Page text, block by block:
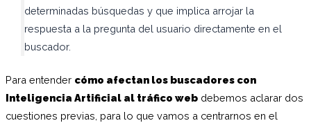
determinadas búsquedas y que implica arrojar la
respuesta a la pregunta del usuario directamente en el
buscador.
Para entender cómo afectan los buscadores con
Inteligencia Artificial al tráfico web debemos aclarar dos
cuestiones previas, para lo que vamos a centrarnos en el